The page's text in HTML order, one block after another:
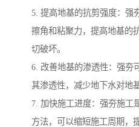
5. 提高地基的抗剪强度：强
擦角和粘聚力，提高地基的
切破坏。
6. 改善地基的渗透性：强夯
其渗透性，减少地下水对地
7. 加快施工进度：强夯施工
方法，可以缩短施工周期，